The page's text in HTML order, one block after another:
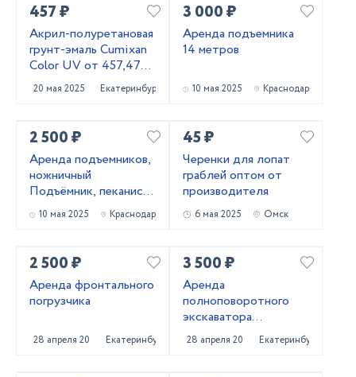
457 ₽
Акрил-полуретановая
грунт-эмаль Cumixan
Color UV от 457,47
рублей
20 мая 2025 Екатеринбург
3 000 ₽
Аренда подъемника
14 метров
10 мая 2025 Краснодар
2 500 ₽
Аренда подъемников,
ножничный
Подъёмник, пеканиска
в аренду
10 мая 2025 Краснодар
45 ₽
Черенки для лопат
граблей оптом от
производителя
6 мая 2025 Омск
2 500 ₽
Аренда фронтального
погрузчика
28 апреля 2025 Екатеринбург
3 500 ₽
Аренда
полноповоротного
экскаватора
погрузчика
28 апреля 2025 Екатеринбург